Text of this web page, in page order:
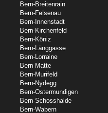
Bern-Breitenrain
Bern-Felsenau
Bern-Innenstadt
Bern-Kirchenfeld
Bern-Köniz
Bern-Länggasse
Bern-Lorraine
Bern-Matte
Bern-Murifeld
Bern-Nydegg
Bern-Ostermundigen
Bern-Schosshalde
Bern-Wabern